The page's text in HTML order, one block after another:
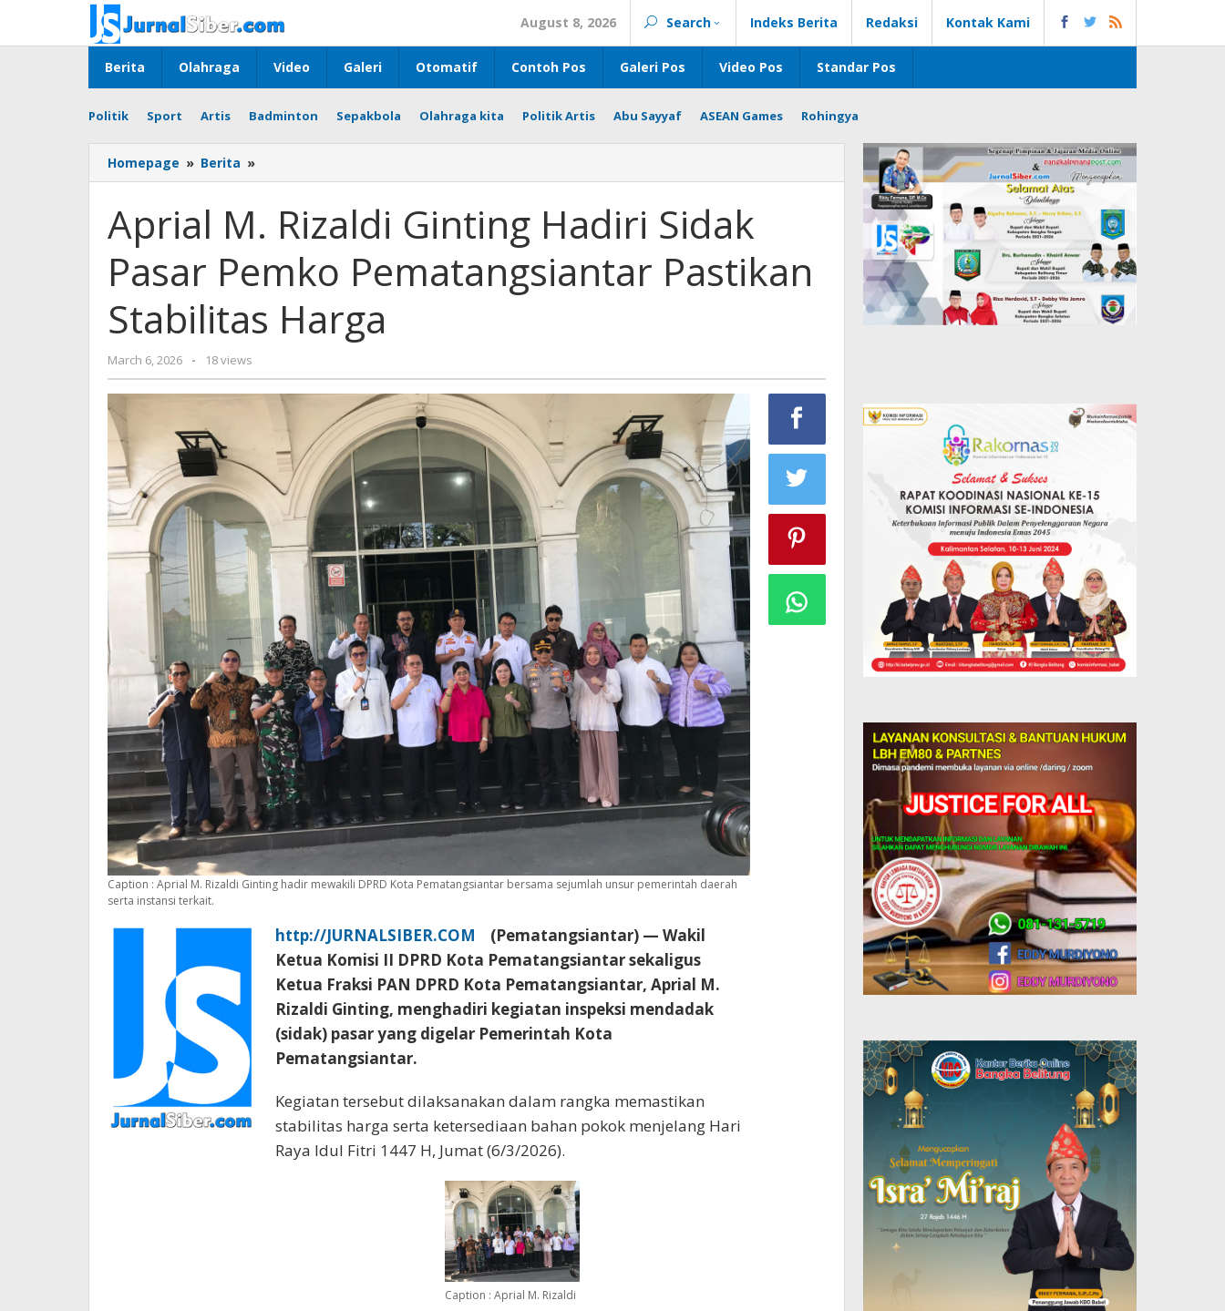
content
August 8, 2026 Search Indeks Berita Redaksi Kontak Kami
Berita Olahraga Video Galeri Otomatif Contoh Pos Galeri Pos Video Pos Standar Pos
Politik Sport Artis Badminton Sepakbola Olahraga kita Politik Artis Abu Sayyaf ASEAN Games Rohingya
Homepage » Berita »
M.
Ginting
Hadiri
Pasar
Pematangsiantar
Pastikan
Aprial M. Rizaldi Ginting Hadiri Sidak
Pasar Pemko Pematangsiantar Pastikan
Stabilitas Harga
March 6, 2026
by
Budiyanto
- 18 views
Caption : Aprial M. Rizaldi Ginting hadir mewakili DPRD Kota Pematangsiantar bersama sejumlah unsur pemerintah daerah
serta instansi terkait.
http://JURNALSIBER.COM (Pematangsiantar) — Wakil
Ketua Komisi II DPRD Kota Pematangsiantar sekaligus
Ketua Fraksi PAN DPRD Kota Pematangsiantar, Aprial M.
Rizaldi Ginting, menghadiri kegiatan inspeksi mendadak
(sidak) pasar yang digelar Pemerintah Kota
Pematangsiantar.
Kegiatan tersebut dilaksanakan dalam rangka memastikan
stabilitas harga serta ketersediaan bahan pokok menjelang Hari
Raya Idul Fitri 1447 H, Jumat (6/3/2026).
Caption : Aprial M. Rizaldi